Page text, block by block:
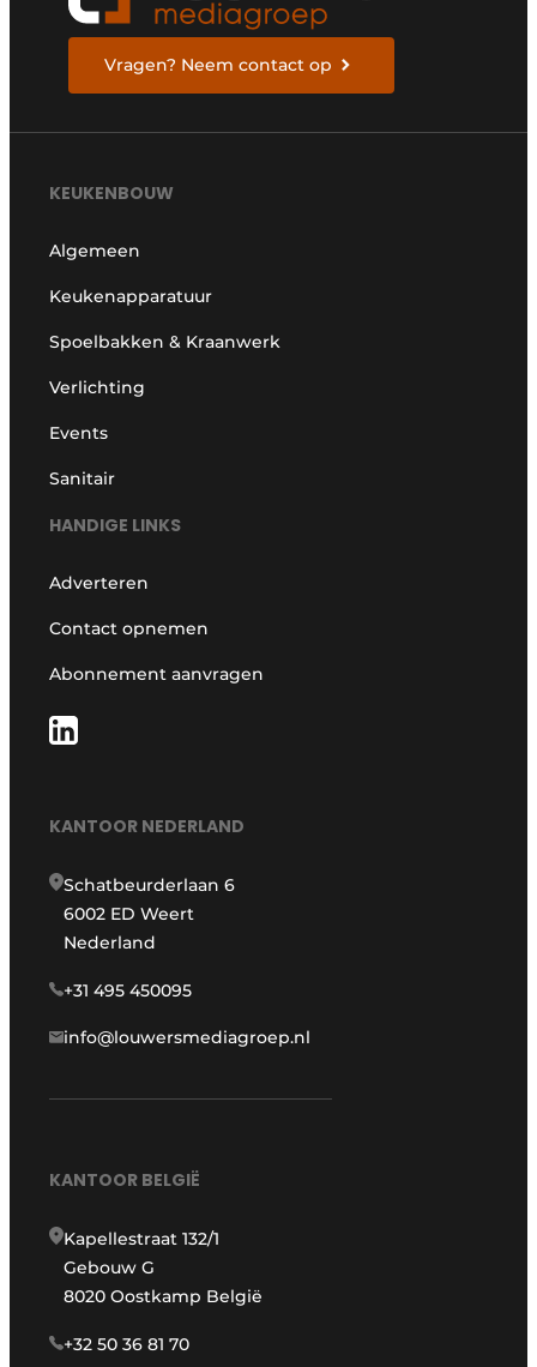
Vragen? Neem contact op
KEUKENBOUW
Algemeen
Keukenapparatuur
Spoelbakken & Kraanwerk
Verlichting
Events
Sanitair
HANDIGE LINKS
Adverteren
Contact opnemen
Abonnement aanvragen
KANTOOR NEDERLAND
Schatbeurderlaan 6
6002 ED Weert
Nederland
+31 495 450095
info@louwersmediagroep.nl
KANTOOR BELGIË
Kapellestraat 132/1
Gebouw G
8020 Oostkamp België
+32 50 36 81 70